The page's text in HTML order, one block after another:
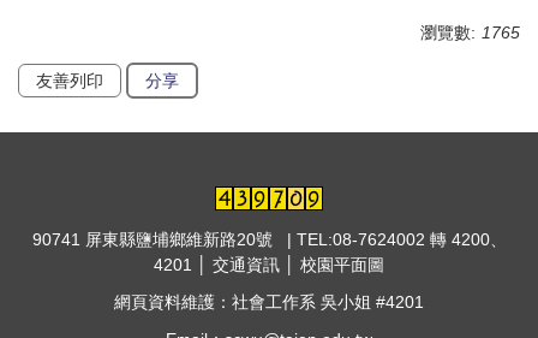
瀏覽數: 1765
友善列印 分享
90741 屏東縣鹽埔鄉維新路20號 | TEL:08-7624002 轉 4200、
4201 │ 交通資訊
校園平面圖
網頁資料維護：社會工作系 吳小姐 #4201